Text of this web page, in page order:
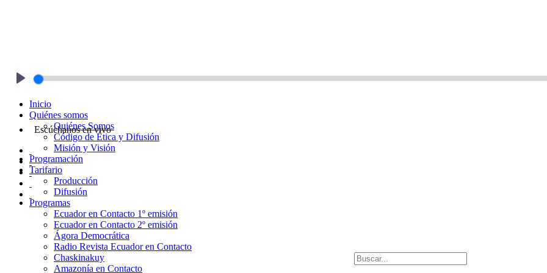
Escúchanos en vivo
Inicio
Quiénes somos
Quiénes Somos
Código de Ética y Difusión
Misión y Visión
Programación
Tarifario
Producción
Difusión
Programas
Ecuador en Contacto 1º emisión
Ecuador en Contacto 2º emisión
Ágora Democrática
Radio Revista Ecuador en Contacto
Chaskinakuy
Amazonía en Contacto